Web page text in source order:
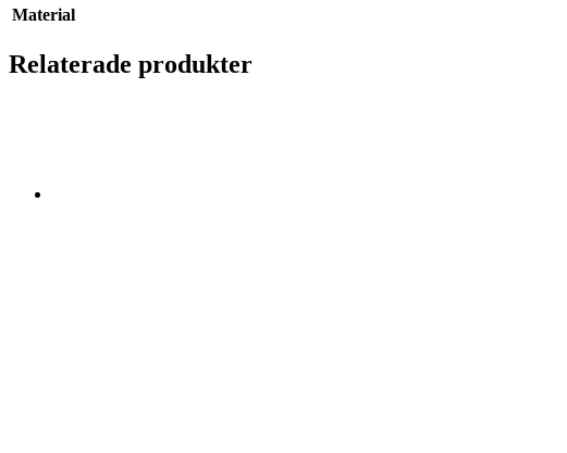
Material
Relaterade produkter